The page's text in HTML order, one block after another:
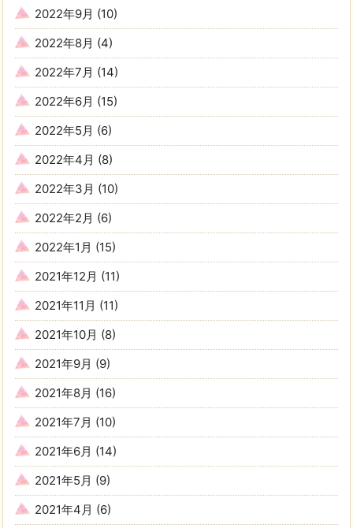
2022年9月 (10)
2022年8月 (4)
2022年7月 (14)
2022年6月 (15)
2022年5月 (6)
2022年4月 (8)
2022年3月 (10)
2022年2月 (6)
2022年1月 (15)
2021年12月 (11)
2021年11月 (11)
2021年10月 (8)
2021年9月 (9)
2021年8月 (16)
2021年7月 (10)
2021年6月 (14)
2021年5月 (9)
2021年4月 (6)